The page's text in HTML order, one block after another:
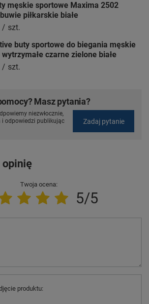
męskie sportowe Maxima 2502
piłkarskie białe
/ szt.
buty sportowe do biegania męskie
czarne zielone białe
/ szt.
Masz pytania?
niezwłocznie,
i odpowiedzi publikując
Zadaj pytanie
opinię
Twoja ocena:
5/5
produktu: